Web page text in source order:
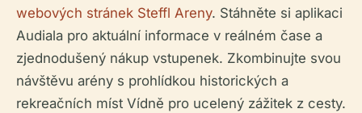
webových stránek Steffl Areny. Stáhněte si aplikaci
Audiala pro aktuální informace v reálném čase a
zjednodušený nákup vstupenek. Zkombinujte svou
návštěvu arény s prohlídkou historických a
rekreačních míst Vídně pro ucelený zážitek z cesty.